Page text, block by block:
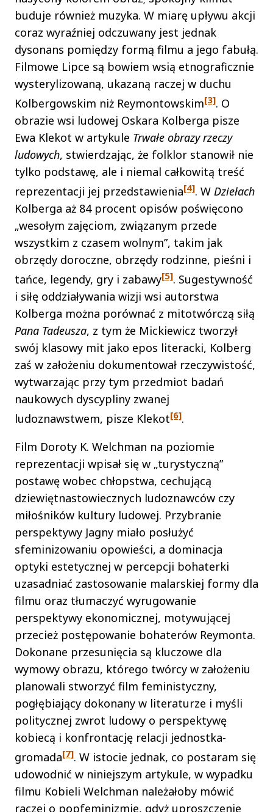
buduje również muzyka. W miarę upływu akcji
coraz wyraźniej odczuwany jest jednak
dysonans pomiędzy formą filmu a jego fabułą.
Filmowe Lipce są bowiem wsią etnograficznie
wysterylizowaną, ukazaną raczej w duchu
Kolbergowskim niż Reymontowskim[3]. O
obrazie wsi ludowej Oskara Kolberga pisze
Ewa Klekot w artykule Trwałe obrazy rzeczy
ludowych, stwierdzając, że folklor stanowił nie
tylko podstawę, ale i niemal całkowitą treść
reprezentacji jej przedstawienia[4]. W Dziełach
Kolberga aż 84 procent opisów poświęcono
„wesołym zajęciom, związanym przede
wszystkim z czasem wolnym”, takim jak
obrzędy doroczne, obrzędy rodzinne, pieśni i
tańce, legendy, gry i zabawy[5]. Sugestywność
i siłę oddziaływania wizji wsi autorstwa
Kolberga można porównać z mitotwórczą siłą
Pana Tadeusza, z tym że Mickiewicz tworzył
swój klasowy mit jako epos literacki, Kolberg
zaś w założeniu dokumentował rzeczywistość,
wytwarzając przy tym przedmiot badań
naukowych dyscypliny zwanej
ludoznawstwem, pisze Klekot[6].
Film Doroty K. Welchman na poziomie
reprezentacji wpisał się w „turystyczną”
postawę wobec chłopstwa, cechującą
dziewiętnastowiecznych ludoznawców czy
miłośników kultury ludowej. Przybranie
perspektywy Jagny miało posłużyć
sfeminizowaniu opowieści, a dominacja
optyki estetycznej w percepcji bohaterki
uzasadniać zastosowanie malarskiej formy dla
filmu oraz tłumaczyć wyrugowanie
perspektywy ekonomicznej, motywującej
przecież postępowanie bohaterów Reymonta.
Dokonane przesunięcia są kluczowe dla
wymowy obrazu, którego twórcy w założeniu
planowali stworzyć film feministyczny,
pogłębiający dokonany w literaturze i myśli
politycznej zwrot ludowy o perspektywę
kobiecą i konfrontację relacji jednostka-
gromada[7]. W istocie jednak, co postaram się
udowodnić w niniejszym artykule, w wypadku
filmu Kobieli Welchman należałoby mówić
raczej o popfeminizmie, gdyż uproszczenie